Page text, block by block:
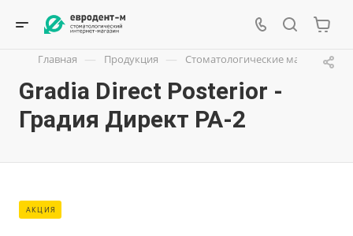
Главная — Продукция — Стоматологические материалы
Gradia Direct Posterior -
Градия Директ PA-2
АКЦИЯ